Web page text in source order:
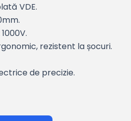
VDE.
1000V.
rezistent la șocuri.
de precizie.